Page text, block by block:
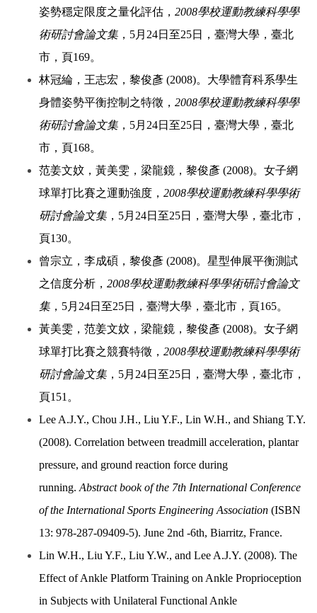
姿勢穩定限度之量化評估， 2008學校運動教練科學學
術研討會論文集 ，5月24日至25日，臺灣大學，臺北
市，頁169。
林冠綸，王志宏，黎俊彥 (2008)。大學體育科系學生
身體姿勢平衡控制之特徵， 2008學校運動教練科學學
術研討會論文集 ，5月24日至25日，臺灣大學，臺北
市，頁168。
范姜文妏，黃美雯，梁龍鏡，黎俊彥 (2008)。女子網
球單打比賽之運動強度， 2008學校運動教練科學學術
研討會論文集 ，5月24日至25日，臺灣大學，臺北市，
頁130。
曾宗立，李成碩，黎俊彥 (2008)。星型伸展平衡測試
之信度分析， 2008學校運動教練科學學術研討會論文
集 ，5月24日至25日，臺灣大學，臺北市，頁165。
黃美雯，范姜文妏，梁龍鏡，黎俊彥 (2008)。女子網
球單打比賽之競賽特徵， 2008學校運動教練科學學術
研討會論文集 ，5月24日至25日，臺灣大學，臺北市，
頁151。
Lee A.J.Y., Chou J.H., Liu Y.F., Lin W.H., and Shiang T.Y.
(2008). Correlation between treadmill acceleration, plantar
pressure, and ground reaction force during
running. Abstract book of the 7th International Conference
of the International Sports Engineering Association (ISBN
13: 978-287-09409-5). June 2nd -6th, Biarritz, France.
Lin W.H., Liu Y.F., Liu Y.W., and Lee A.J.Y. (2008). The
Effect of Ankle Platform Training on Ankle Proprioception
in Subjects with Unilateral Functional Ankle